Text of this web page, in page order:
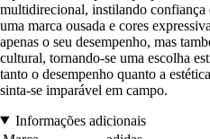
multidirecional, instilando confiança
uma marca ousada e cores
apenas o seu desempenho, mas
cultural, tornando-se uma escolha
tanto o desempenho quanto a
sinta-se imparável em campo.
Informações adicionais